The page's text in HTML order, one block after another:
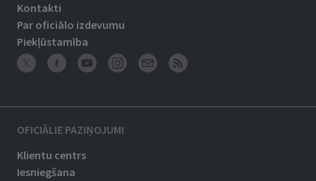
Kontakti
Par oficiālo izdevumu
Piekļūstamība
OFICIĀLIE PAZIŅOJUMI
Klientu centrs
Iesniegšana